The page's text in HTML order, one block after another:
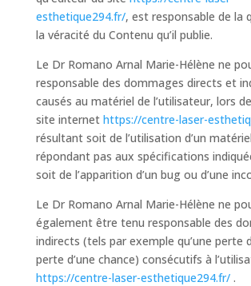
esthetique294.fr/, est responsable de la
la véracité du Contenu qu’il publie.
Le Dr Romano Arnal Marie-Hélène ne
responsable des dommages directs et
causés au matériel de l’utilisateur, lors de
site internet https://centre-laser-
résultant soit de l’utilisation d’un
répondant pas aux spécifications
soit de l’apparition d’un bug ou d’une
Le Dr Romano Arnal Marie-Hélène ne
également être tenu responsable des
indirects (tels par exemple qu’une perte
perte d’une chance) consécutifs à
https://centre-laser-esthetique294.fr/.